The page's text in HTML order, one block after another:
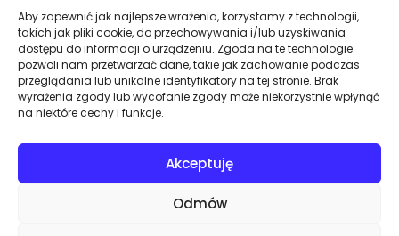
Aby zapewnić jak najlepsze wrażenia, korzystamy z technologii,
takich jak pliki cookie, do przechowywania i/lub uzyskiwania
dostępu do informacji o urządzeniu. Zgoda na te technologie
pozwoli nam przetwarzać dane, takie jak zachowanie podczas
przeglądania lub unikalne identyfikatory na tej stronie. Brak
wyrażenia zgody lub wycofanie zgody może niekorzystnie wpłynąć
na niektóre cechy i funkcje.
Akceptuję
Odmów
Oferta:
O firmie
Współpraca
Kontakt
Aktualności
© 2026 Nex Energy | Pompy Ciepła i Fotowoltaika –